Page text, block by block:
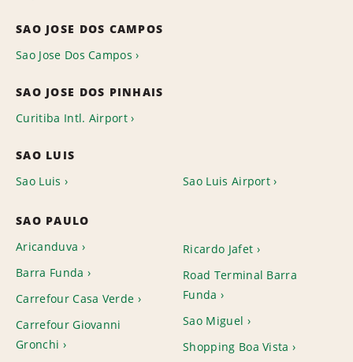
SAO JOSE DOS CAMPOS
Sao Jose Dos Campos
SAO JOSE DOS PINHAIS
Curitiba Intl. Airport
SAO LUIS
Sao Luis
Sao Luis Airport
SAO PAULO
Aricanduva
Barra Funda
Carrefour Casa Verde
Carrefour Giovanni
Gronchi
Ricardo Jafet
Road Terminal Barra
Funda
Sao Miguel
Shopping Boa Vista